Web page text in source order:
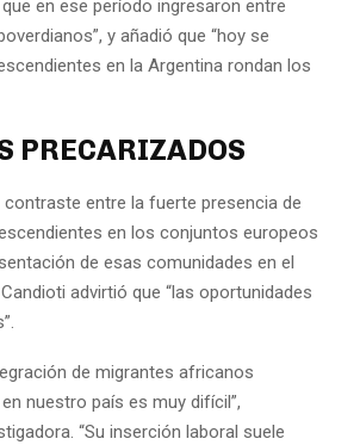
en ese período ingresaron entre
y añadió que “hoy se
en la Argentina rondan los
PRECARIZADOS
contraste entre la fuerte presencia de
en los conjuntos europeos
de esas comunidades en el
advirtió que “las oportunidades
de migrantes africanos
nuestro país es muy difícil”,
“Su inserción laboral suele